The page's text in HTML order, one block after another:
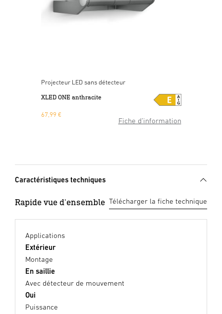
Fiche d’information
Projecteur LED sans détecteur
XLED ONE anthracite
67,99 €
Caractéristiques techniques
Rapide vue d'ensemble Télécharger la fiche technique
Applications
Extérieur
Montage
En saillie
Avec détecteur de mouvement
Oui
Puissance